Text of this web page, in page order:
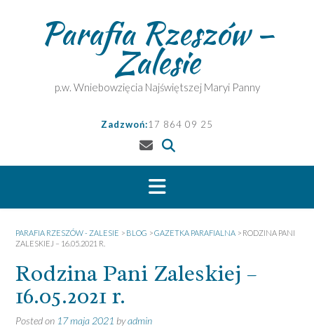
Parafia Rzeszów –
Zalesie
p.w. Wniebowzięcia Najświętszej Maryi Panny
Zadzwoń:17 864 09 25
PARAFIA RZESZÓW - ZALESIE > BLOG >GAZETKA PARAFIALNA > RODZINA PANI
ZALESKIEJ – 16.05.2021 R.
Rodzina Pani Zaleskiej –
16.05.2021 r.
Posted on 17 maja 2021 byadmin